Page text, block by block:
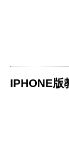
IPHONE版